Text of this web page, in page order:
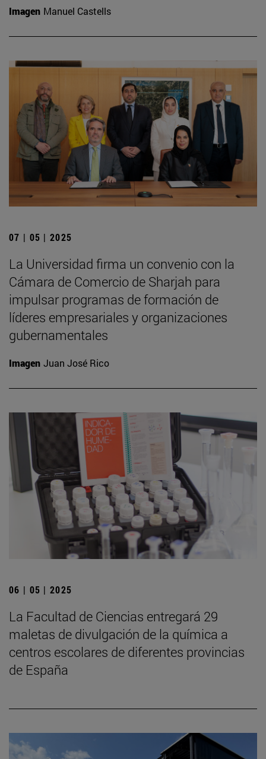
Imagen Manuel Castells
07 | 05 | 2025
La Universidad firma un convenio con la
Cámara de Comercio de Sharjah para
impulsar programas de formación de
líderes empresariales y organizaciones
gubernamentales
Imagen Juan José Rico
06 | 05 | 2025
La Facultad de Ciencias entregará 29
maletas de divulgación de la química a
centros escolares de diferentes provincias
de España